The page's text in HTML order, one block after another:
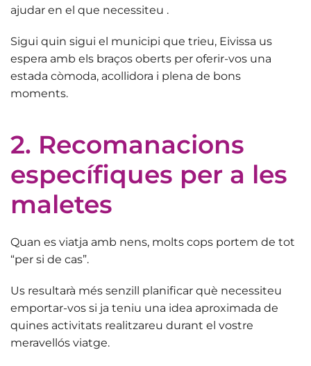
ajudar en el que necessiteu .
Sigui quin sigui el municipi que trieu, Eivissa us
espera amb els braços oberts per oferir-vos una
estada còmoda, acollidora i plena de bons
moments.
2. Recomanacions
específiques per a les
maletes
Quan es viatja amb nens, molts cops portem de tot
“per si de cas”.
Us resultarà més senzill planificar què necessiteu
emportar-vos si ja teniu una idea aproximada de
quines activitats realitzareu durant el vostre
meravellós viatge.